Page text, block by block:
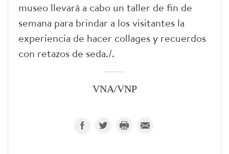
museo llevará a cabo un taller de fin de
semana para brindar a los visitantes la
experiencia de hacer collages y recuerdos
con retazos de seda./.
VNA/VNP